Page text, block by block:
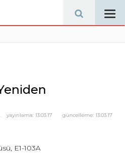
güncelleme: 13.03.17
yayınlama: 13.03.17
E1-103A